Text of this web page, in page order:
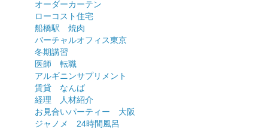
オーダーカーテン
ローコスト住宅
船橋駅 焼肉
バーチャルオフィス東京
冬期講習
医師 転職
アルギニンサプリメント
賃貸 なんば
経理 人材紹介
お見合いパーティー 大阪
ジャノメ 24時間風呂